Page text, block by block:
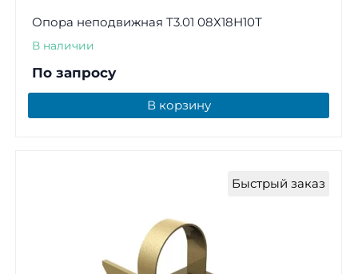
Опора неподвижная Т3.01 08Х18Н10Т
В наличии
По запросу
В корзину
Быстрый заказ